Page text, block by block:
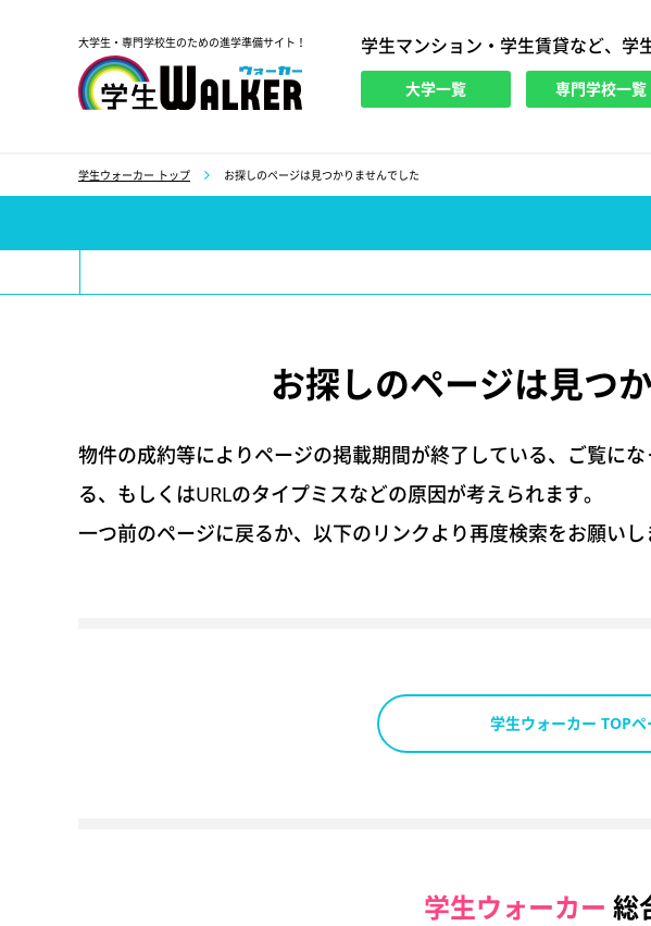
大学生・専門学校生のための進学準備サイト！ 学生マンション・学生賃貸など、学
大学一覧 専門学校一覧
学生ウォーカー トップ お探しのページは見つかりませんでした
お探しのページは見つ
物件の成約等によりページの掲載期間が終了している、ご覧に
る、もしくはURLのタイプミスなどの原因が考えられます。
一つ前のページに戻るか、以下のリンクより再度検索をお願いし
学生ウォーカー TOPペ
学生ウォーカー 総